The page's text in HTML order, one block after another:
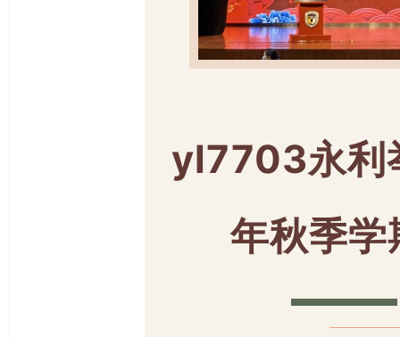
yl7703永利
年秋季学